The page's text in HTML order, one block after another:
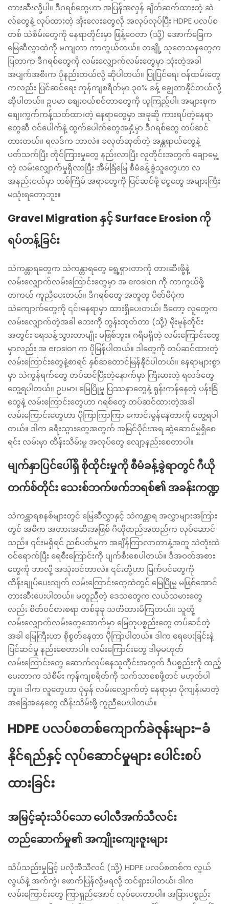
တားဆီးလို့ပါ။ ဒီဂရစ်တွေဟာ အပြန်အလှန် ချိတ်ဆက်ထားတဲ့ ဆဲ
လ်တွေနဲ့ လုပ်ထားတဲ့ အိုးလေးတွေလို အလုပ်လုပ်ပြီး HDPE ပလပ်စ
တစ် သဲစိမ်းတွေကို နေရာတိုင်းမှာ ဖြန့်ဝေတာ (သို့) အောက်ခြေက
မြေဆီလွှာထဲကို မကျတာ ကာကွယ်တယ်။ တချို့ သုတေသနတွေက
ပြတာက ဒီဂရစ်တွေကို လမ်းလျှောက်လမ်းတွေမှာ သုံးတဲ့အခါ
အပျက်အစီးက ပိုနည်းတယ်လို့ ဆိုပါတယ်။ ပြုပြင်ရေး ဝန်ထမ်းတွေ
ကလည်း ပြင်ဆင်ရေး ကုန်ကျစရိတ်မှာ ၃၀% ခန့် ချွေတာနိုင်တယ်လို့
ဆိုပါတယ်။ ဥပမာ စျေးဝယ်စင်တာတွေကို ယူကြည့်ပါ၊ အများစုက
စျေးကွက်ကန့်သတ်ထားတဲ့ နေရာတွေမှာ အခုဆို ကားရပ်တဲ့နေရာ
တွေဆီ ဝင်ပေါက်နဲ့ ထွက်ပေါက်တွေအနှံ့မှာ ဒီဂရစ်တွေ တပ်ဆင်
ထားတယ်။ ရလဒ်က ဘာလဲ။ ခလုတ်ဆုတ်တဲ့ အန္တရာယ်တွေနဲ့
ပတ်သက်ပြီး တိုင်ကြားမှုတွေ နည်းလာပြီး လူတိုင်းအတွက် ချောမွေ့
တဲ့ လမ်းလျှောက်မှုရှိလာပြီး အိမ်ခြံမြေ စီမံခန့်ခွဲသူတွေဟာ လ
အနည်းငယ်မှာ တစ်ကြိမ် အရာတွေကို ပြင်ဆင်ဖို့ ငွေတွေ အများကြီး
မသုံးရတော့ဘူး။
Gravel Migration နှင့် Surface Erosion ကို
ရပ်တန့်ခြင်း
သဲကန္တာရတွေက သဲကန္တာရတွေ ရွေ့ရှားတာကို တားဆီးဖို့နဲ့
လမ်းလျှောက်လမ်းကြောင်းတွေမှာ အ erosion ကို ကာကွယ်ဖို့
တကယ် ကူညီပေးတယ်။ ဒီဂရစ်တွေ အတူတူ ပိတ်မိပုံက
သဲကျောက်တွေကို ၎င်းနေရာမှာ ထားရှိပေးတယ်၊ ဒီတော့ လူတွေက
လမ်းလျှောက်တဲ့အခါ ဘေးကို တွန်းထုတ်တာ (သို့) မိုးမုန်တိုင်း
အတွင်း ရေသန့်သွားတာမျိုး မဖြစ်ဘူး။ ဂရိမရှိတဲ့ လမ်းကြောင်းတွေ
မှာလည်း အ erosion က ပိုမြန်ပါတယ်။ ဒါတွေကို တပ်ဆင်ထားတဲ့
လမ်းကြောင်းတွေနဲ့စာရင် နှစ်ဆတောင်မြန်နိုင်ပါတယ်။ နေရာများစွာ
မှာ သဲကွန်ရက်တွေ တပ်ဆင်ပြီးတဲ့နောက်မှာ ကြီးမားတဲ့ ရလဒ်တွေ
တွေ့ရပါတယ်။ ဥပမာ၊ မြေပြိုမှု ပြဿနာတွေနဲ့ ရုန်းကန်နေတဲ့ ပန်းခြံ
တွေနဲ့ လမ်းကြောင်းတွေဟာ ဂရစ်တွေ တပ်ဆင်ထားတဲ့အခါ
လမ်းကြောင်းတွေဟာ ပိုကြာကြာကြာ ကောင်းမွန်နေတာကို တွေ့ရပါ
တယ်။ ဒါက ခရီးသွားတွေအတွက် အမြင်ပိုင်းအရ ဆွဲဆောင်မှုရှိစေ
ရင်း လမ်းမှာ ထိန်းသိမ်းမှု အလုပ်တွေ လျော့နည်းစေတာပါ။
မျက်နှာပြင်ပေါ်ရှိ စိုထိုင်းမှုကို စီမံခန့်ခွဲရာတွင် ဂီယို
တက်စ်တိုင်း သေးစ်ဘက်ဖက်ဘရစ်၏ အခန်းကဏ္ဍ
သဲကန္တာရစနစ်များတွင် မြေဆီလွှာနှင့် သဲကန္တာရ အလွှာများအကြား
တွင် အဓိက အတားအဆီးအဖြစ် ဂီယိုထည်အထည်က လုပ်ဆောင်
သည်။ ၎င်းမရှိရင် ညစ်ပတ်မှုက အချိန်ကြာလာတာနဲ့အတူ သဲတုံးထဲ
ဝင်ရောက်ပြီး ရေစီးကြောင်းကို ပျက်စီးစေပါတယ်။ ဒီအဝတ်အစား
တွေကို ဘာလို့ အသုံးဝင်တာလဲ။ ၎င်းတို့ဟာ မြက်ပင်တွေကို
ထိန်းချုပ်ပေးလျက် လမ်းကြောင်းတွေထဲတွင် မြေပြိုမှု မဖြစ်အောင်
တားဆီးပေးပါတယ်။ မတူညီတဲ့ ဒေသတွေက လယ်သမားတွေ
လည်း စိတ်ဝင်စားစရာ တစ်ခုခု သတိထားမိကြတယ်။ သူတို့
လမ်းလျှောက်လမ်းတွေအောက်မှာ မြေတုပစ္စည်းတွေ တပ်ဆင်တဲ့
အခါ မြေကြီးဟာ စိုစွတ်နေတာ ပိုကြာပါတယ်။ ဒါက ရေပေးခြင်းနဲ့
ပြင်ဆင်မှု နည်းစေတာပါ။ လမ်းကြောင်းတွေ ဒါမှမဟုတ်
လမ်းကြောင်းတွေ ဆောက်လုပ်နေသူတိုင်းအတွက် ဒီပစ္စည်းကို ထည့်
ပေးတာက သဲစိမ်း ကုန်ကျစရိတ်ကို သက်သာစေဖို့တင် မဟုတ်ပါ
ဘူး။ ဒါက လူတွေဟာ ပုံမှန် လမ်းလျှောက်တဲ့ နေရာမှာ ပိုကျန်းမာတဲ့
အခြေအနေတွေ ထိန်းသိမ်းဖို့ ကူညီပေးပါတယ်။
HDPE ပလပ်စတစ်ကျောက်ခဲဇုန်းများ-ခံ
နိုင်ရည်နှင့် လုပ်ဆောင်မှုများ ပေါင်းစပ်
ထားခြင်း
အမြင့်ဆုံးသိပ်သော ပေါလီအက်သီလင်း
တည်ဆောက်မှု၏ အကျိုးကျေးဇူးများ
သိပ်သည်းမှုမြင့် ပလိုအီသီလင် (သို့) HDPE ပလပ်စတစ်က လွယ်
လွယ်နဲ့ အက်ကွဲ၊ ဖောက်ပြန်လို့မရလို့ ထင်ရှားပါတယ်၊ ဒါက
လမ်းကြောင်းတွေ ကြာရှည်အောင် လုပ်ပေးတာပါ။ အခြားပစ္စည်း